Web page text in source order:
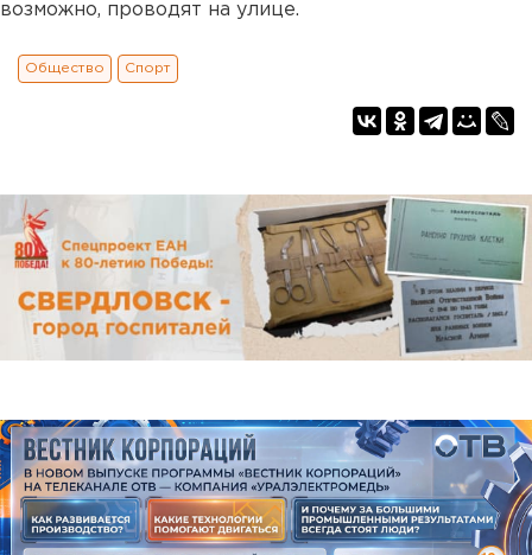
возможно, проводят на улице.
Общество Спорт